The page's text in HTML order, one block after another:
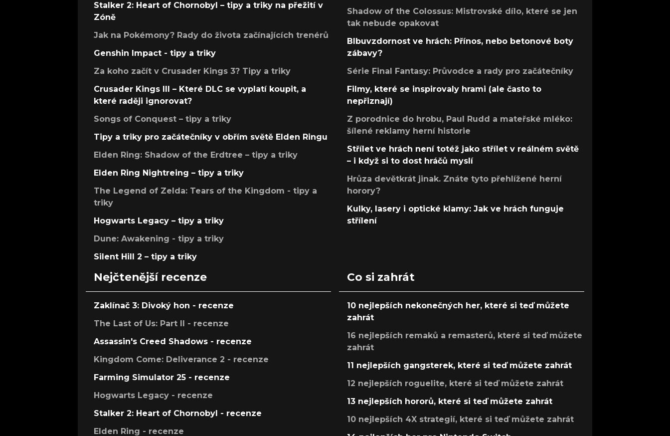
Stalker 2: Heart of Chornobyl – tipy a triky na přežití v
Zóně
Jak na Pokémony? Rady do života začínajících trenérů
Genshin Impact - tipy a triky
Za koho začít v Crusader Kings 3? Tipy a triky
Crusader Kings III – Které DLC se vyplatí koupit, a
které raději ignorovat?
Songs of Conquest – tipy a triky
Tipy a triky pro začátečníky v obřím světě Elden Ringu
Elden Ring: Shadow of the Erdtree – tipy a triky
Elden Ring Nightreing – tipy a triky
The Legend of Zelda: Tears of the Kingdom - tipy a
triky
Hogwarts Legacy – tipy a triky
Dune: Awakening - tipy a triky
Silent Hill 2 – tipy a triky
Shadow of the Colossus: Mistrovské dílo, které se jen
tak nebude opakovat
Blbuvzdornost ve hrách: Přínos, nebo betonové boty
zábavy?
Série Final Fantasy: Průvodce a rady pro začátečníky
Filmy, které se inspirovaly hrami (ale často to
nepřiznají)
Z porodnice do hrobu, Paul Rudd a mateřské mléko:
šílené reklamy herní historie
Střílet ve hrách není totéž jako střílet v reálném světě
– i když si to dost hráčů myslí
Hrůza devětkrát jinak. Znáte tyto přehlížené herní
horory?
Kulky, lasery i optické klamy: Jak ve hrách funguje
střílení
Nejčtenější recenze
Zaklínač 3: Divoký hon - recenze
The Last of Us: Part II - recenze
Assassin's Creed Shadows - recenze
Kingdom Come: Deliverance 2 - recenze
Farming Simulator 25 - recenze
Hogwarts Legacy - recenze
Stalker 2: Heart of Chornobyl - recenze
Elden Ring - recenze
Co si zahrát
10 nejlepších nekonečných her, které si teď můžete
zahrát
16 nejlepších remaků a remasterů, které si teď můžete
zahrát
11 nejlepších gangsterek, které si teď můžete zahrát
12 nejlepších roguelite, které si teď můžete zahrát
13 nejlepších hororů, které si teď můžete zahrát
10 nejlepších 4X strategií, které si teď můžete zahrát